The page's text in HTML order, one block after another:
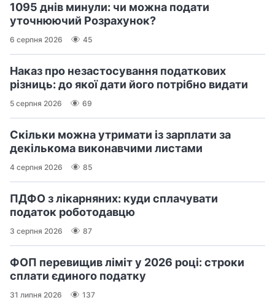
1095 днів минули: чи можна подати
уточнюючий Розрахунок?
6 серпня 2026 45
Наказ про незастосування податкових
різниць: до якої дати його потрібно видати
5 серпня 2026 69
Скільки можна утримати із зарплати за
декількома виконавчими листами
4 серпня 2026 85
ПДФО з лікарняних: куди сплачувати
податок роботодавцю
3 серпня 2026 87
ФОП перевищив ліміт у 2026 році: строки
сплати єдиного податку
31 липня 2026 137